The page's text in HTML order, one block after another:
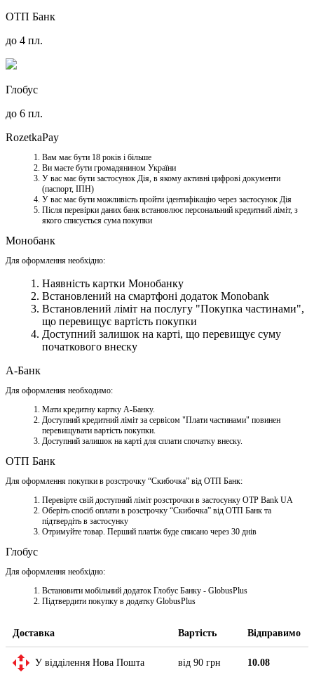
ОТП Банк
до 4 пл.
Глобус
до 6 пл.
RozetkaPay
Вам має бути 18 років і більше
Ви маєте бути громадянином України
У вас має бути застосунок Дія, в якому активні цифрові документи
(паспорт, ІПН)
У вас має бути можливість пройти ідентифікацію через застосунок Дія
Після перевірки даних банк встановлює персональний кредитний ліміт, з
якого списується сума покупки
Монобанк
Для оформлення необхідно:
Наявність картки Монобанку
Встановлений на смартфоні додаток Monobank
Встановлений ліміт на послугу "Покупка частинами",
що перевищує вартість покупки
Доступний залишок на карті, що перевищує суму
початкового внеску
А-Банк
Для оформления необходимо:
Мати кредитну картку A-Банку.
Доступний кредитний ліміт за сервісом "Плати частинами" повинен
перевищувати вартість покупки.
Доступний залишок на карті для сплати спочатку внеску.
ОТП Банк
Для оформлення покупки в розстрочку “Скибочка” від ОТП Банк:
Перевірте свій доступний ліміт розстрочки в застосунку OTP Bank UA
Оберіть спосіб оплати в розстрочку “Скибочка” від ОТП Банк та
підтвердіть в застосунку
Отримуйте товар. Перший платіж буде списано через 30 днів
Глобус
Для оформлення необхідно:
Встановити мобільний додаток Глобус Банку - GlobusPlus
Підтвердити покупку в додатку GlobusPlus
Доставка Вартість Відправимо
У відділення Нова Пошта від 90 грн 10.08